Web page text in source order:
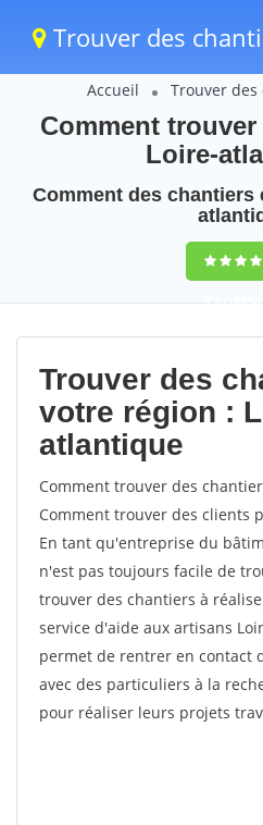
Trouver des
Accueil Trouver
Comment
Loire-
Comment des
9,5(100%)
votes
Trouver des
votre région :
atlantique
Comment trouver des
Comment trouver des clients
En tant qu'entreprise du
n'est pas toujours facile de
trouver des chantiers à
service d'aide aux artisans
permet de rentrer en contact
avec des particuliers à la
pour réaliser leurs projets